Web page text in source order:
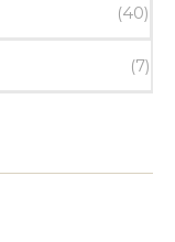
(40)
(7)